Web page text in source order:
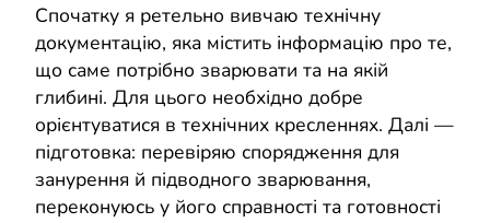
Спочатку я ретельно вивчаю технічну
документацію, яка містить інформацію про те,
що саме потрібно зварювати та на якій
глибині. Для цього необхідно добре
орієнтуватися в технічних кресленнях. Далі —
підготовка: перевіряю спорядження для
занурення й підводного зварювання,
переконуюсь у його справності та готовності